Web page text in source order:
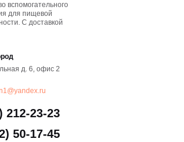
вспомогательного
для пищевой
С доставкой
д. 6, офис 2
212-23-23
50-17-45